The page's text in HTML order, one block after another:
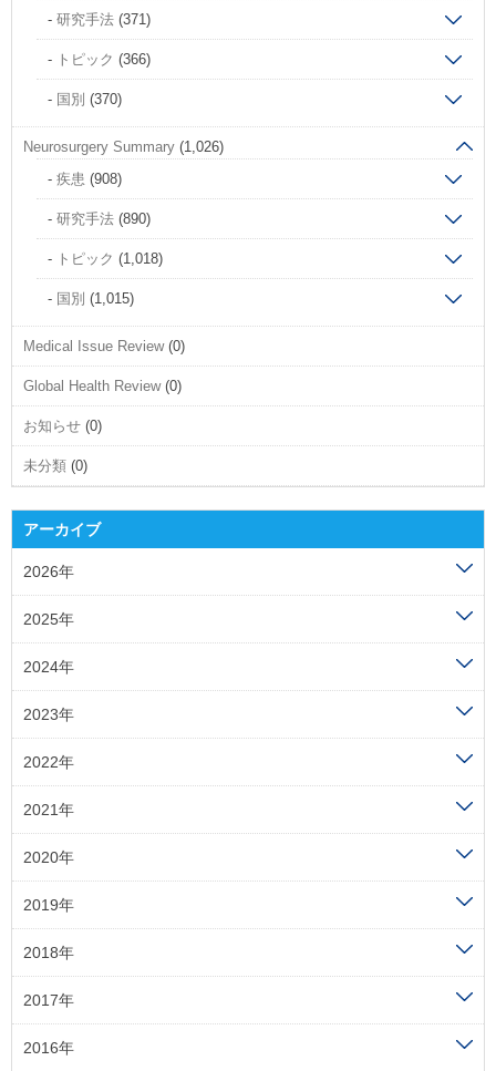
研究手法 (371)
トピック (366)
国別 (370)
Neurosurgery Summary (1,026)
疾患 (908)
研究手法 (890)
トピック (1,018)
国別 (1,015)
Medical Issue Review(0)
Global Health Review(0)
お知らせ (0)
未分類 (0)
アーカイブ
2026年
2025年
2024年
2023年
2022年
2021年
2020年
2019年
2018年
2017年
2016年